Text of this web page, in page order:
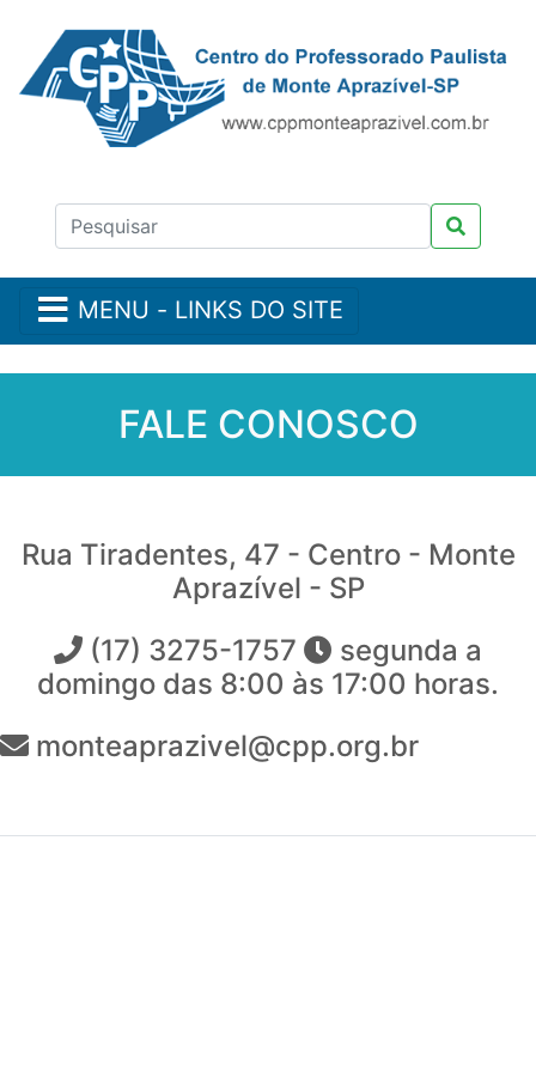
MENU - LINKS DO SITE
FALE CONOSCO
Rua Tiradentes, 47 - Centro - Monte
Aprazível - SP
(17) 3275-1757
segunda a
domingo das 8:00 às 17:00 horas.
monteaprazivel@cpp.org.br